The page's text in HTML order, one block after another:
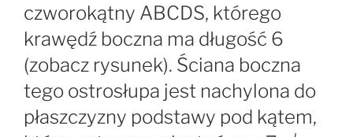
czworokątny ABCDS, którego
krawędź boczna ma długość 6
(zobacz rysunek). Ściana boczna
tego ostrosłupa jest nachylona do
płaszczyzny podstawy pod kątem,